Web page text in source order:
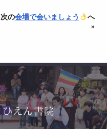
次の会場で会いましょう
へ
»